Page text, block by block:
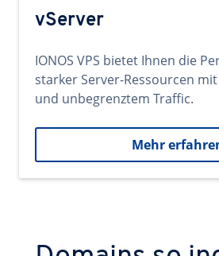
vServer
IONOS VPS bietet Ihnen die
starker Server-Ressourcen
und unbegrenztem Traffic.
Mehr